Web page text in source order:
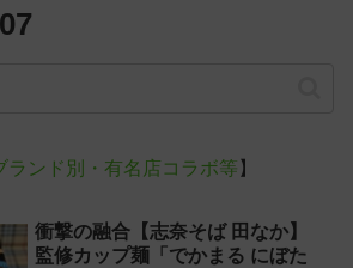
ランド別・有名店コラボ等 】
衝撃の融合【志奈そば 田なか】
監修カップ麺「でかまる にぼた